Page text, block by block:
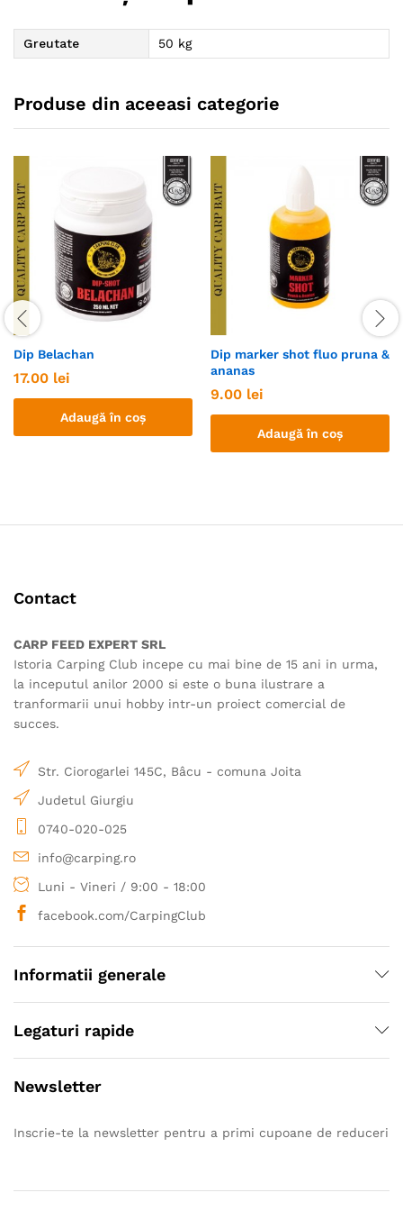
Greutate 50 kg
Produse din aceeasi categorie
Dip Belachan
17.00 lei
Adaugă în coș
Dip marker shot fluo pruna &
ananas
9.00 lei
Adaugă în coș
Contact
CARP FEED EXPERT SRL
Istoria Carping Club incepe cu mai bine de 15 ani in urma,
la inceputul anilor 2000 si este o buna ilustrare a
tranformarii unui hobby intr-un proiect comercial de
succes.
Str. Ciorogarlei 145C, Bâcu - comuna Joita
Judetul Giurgiu
0740-020-025
info@carping.ro
Luni - Vineri / 9:00 - 18:00
facebook.com/CarpingClub
Informatii generale
Legaturi rapide
Newsletter
Inscrie-te la newsletter pentru a primi cupoane de reduceri